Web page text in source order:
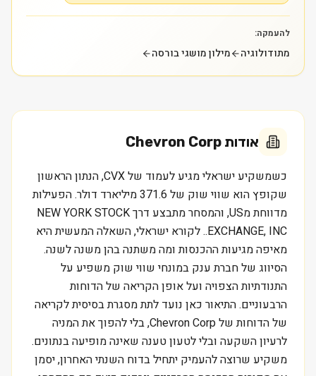
להעמקה:
מתודולוגיה מילון מושגי בורסה
אודות Chevron Corp
כשמשקיע ישראלי מגיע לעמוד של CVX, הנתון הראשון
שקופץ הוא שווי שוק של 371.6 מיליארד דולר. הפעילות
מדווחת מUS, והמסחר מתבצע דרך NEW YORK STOCK
EXCHANGE, INC.. לקורא ישראלי, השאלה המעשית היא
מאיפה מגיעות ההכנסות ומה משתנה בהן משנה לשנה.
הסיווג של חברת ענק במונחי שווי שוק משפיע על
התנודתיות הצפויה ועל אופן הקריאה של הדוחות
הרבעוניים. התיאור כאן נועד לתת מסגרת בסיסית לקריאה
של הדוחות של Chevron Corp, בלי להפוך את המניה
לרעיון השקעה ובלי לטעון טענה שאינה מופיעה בנתונים.
משקיע שרוצה להעמיק יתחיל בדוח השנתי האחרון, יסמן